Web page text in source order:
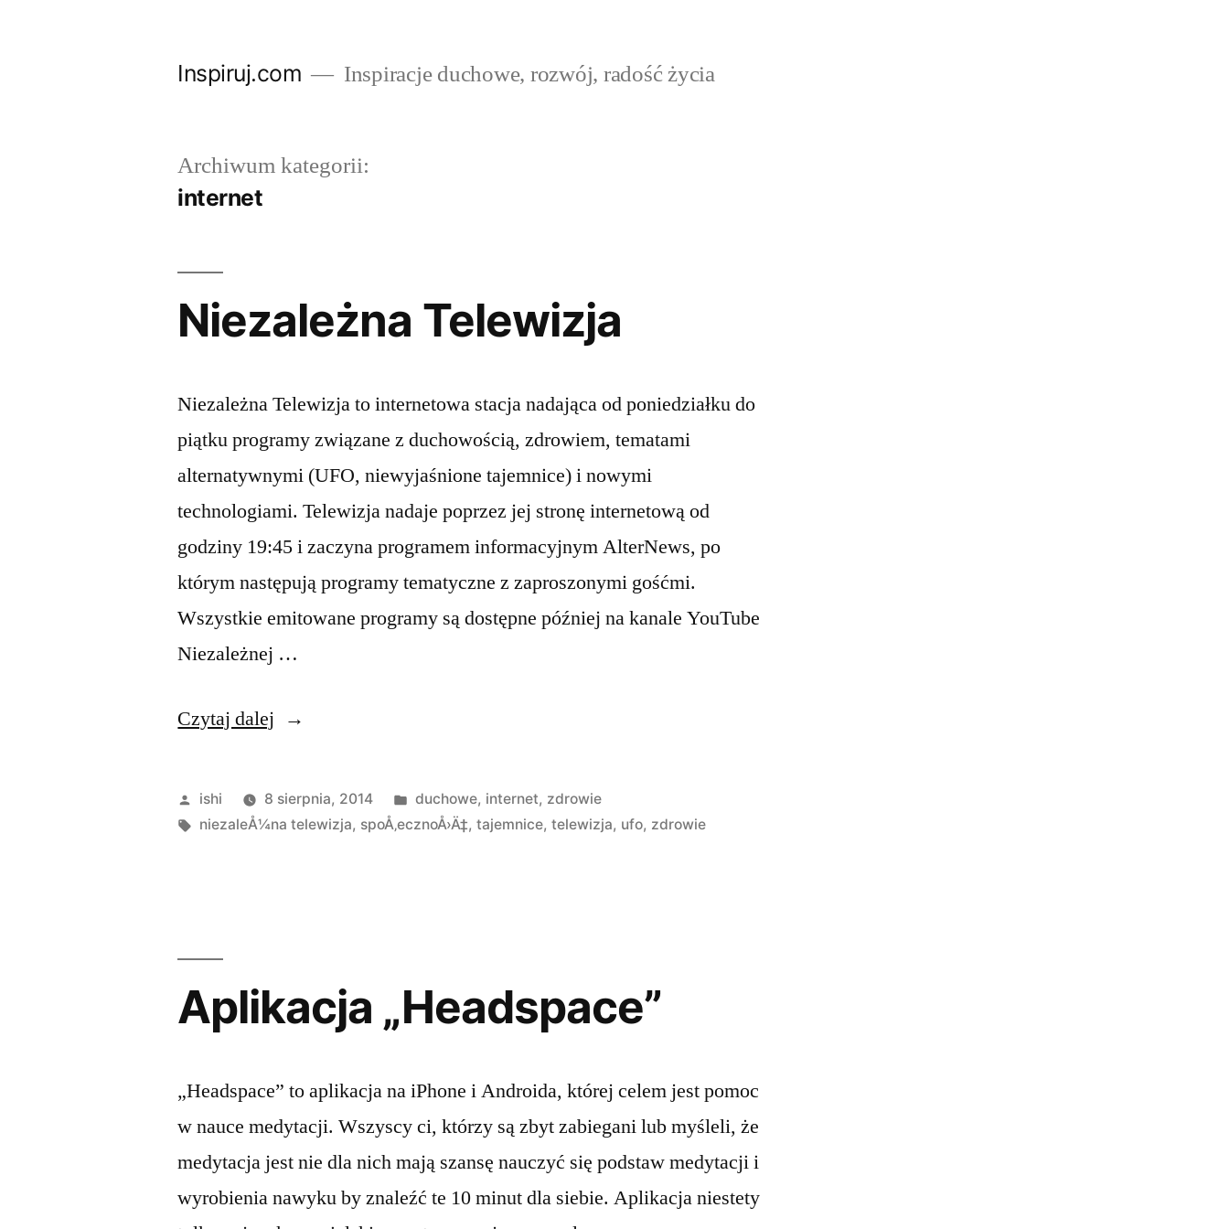
Inspiruj.com Inspiracje duchowe, rozwój, radość życia
Archiwum kategorii:
internet
Niezależna Telewizja
Niezależna Telewizja to internetowa stacja nadająca od poniedziałku do
piątku programy związane z duchowością, zdrowiem, tematami
alternatywnymi (UFO, niewyjaśnione tajemnice) i nowymi
technologiami. Telewizja nadaje poprzez jej stronę internetową od
godziny 19:45 i zaczyna programem informacyjnym AlterNews, po
którym następują programy tematyczne z zaproszonymi gośćmi.
Wszystkie emitowane programy są dostępne później na kanale YouTube
Niezależnej …
Czytaj dalej „Niezależna
Opublikowane
przez
ishi 8 sierpnia, 2014
Opublikowano
w
duchowe, internet, zdrowie
Tagi:
niezaleÅ¼na telewizja, spoÅ‚ecznoÅ›Ä‡,tajemnice,telewizja, ufo, zdrowie
Aplikacja „Headspace”
„Headspace” to aplikacja na iPhone i Androida, której celem jest pomoc
w nauce medytacji. Wszyscy ci, którzy są zbyt zabiegani lub myśleli, że
medytacja jest nie dla nich mają szansę nauczyć się podstaw medytacji i
wyrobienia nawyku by znaleźć te 10 minut dla siebie. Aplikacja niestety